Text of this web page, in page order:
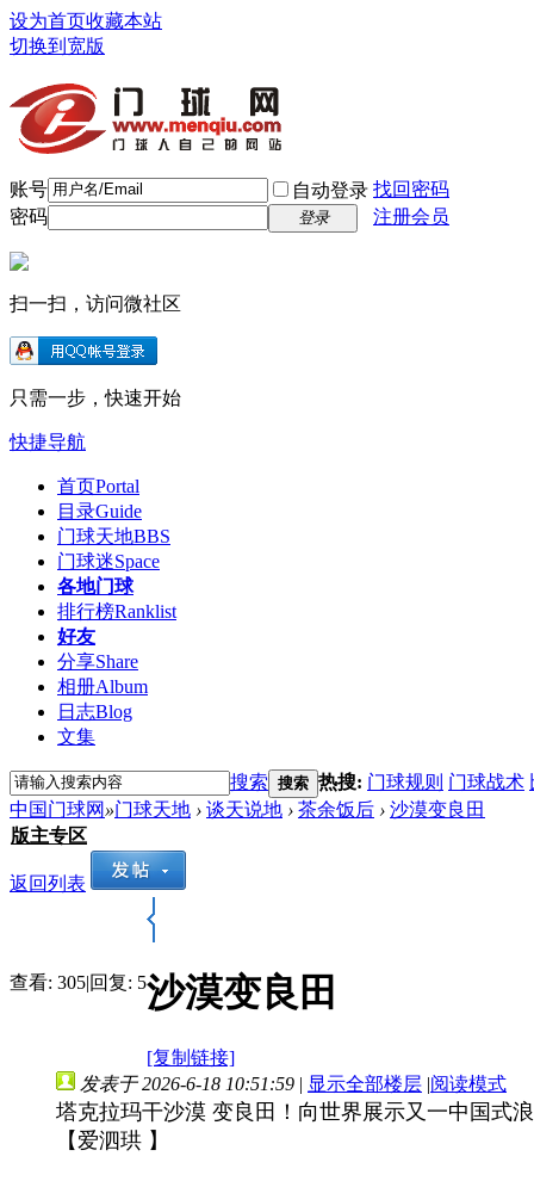
设为首页收藏本站
切换到宽版
账号 自动登录 找回密码
密码
登录 注册会员
扫一扫，访问微社区
只需一步，快速开始
快捷导航
首页Portal
目录Guide
门球天地BBS
门球迷Space
各地门球
排行榜Ranklist
好友
分享Share
相册Album
日志Blog
文集
搜索 搜索 热搜: 门球规则 门球战术
中国门球网 »门球天地 › 谈天说地 › 茶余饭后 › 沙漠变良田
版主专区
返回列表
查看: 305|回复: 5沙漠变良田
[复制链接]
发表于 2026-6-18 10:51:59 | 显示全部楼层 |阅读模式
塔克拉玛干沙漠 变良田！向世界展示又一中国式
【爱泗珙 】